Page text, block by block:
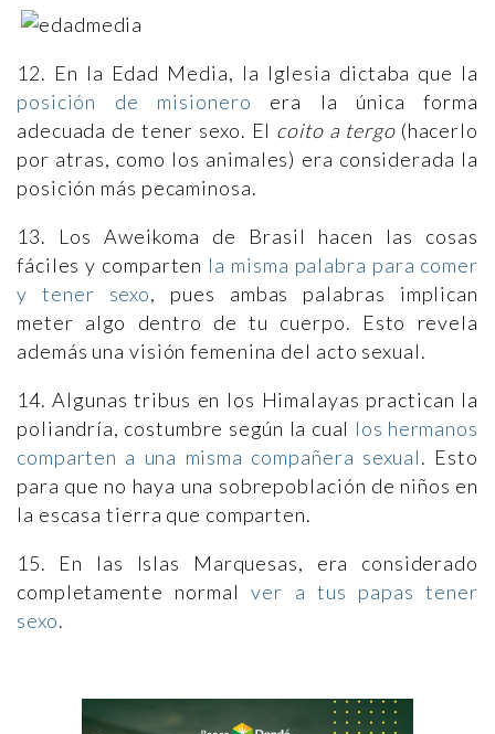
12. En la Edad Media, la Iglesia dictaba que la
posición de misionero era la única forma
adecuada de tener sexo. El coito a tergo(hacerlo
por atras, como los animales) era considerada la
posición más pecaminosa.
13. Los Aweikoma de Brasil hacen las cosas
fáciles y comparten la misma palabra para comer
y tener sexo, pues ambas palabras implican
meter algo dentro de tu cuerpo. Esto revela
además una visión femenina del acto sexual.
14. Algunas tribus en los Himalayas practican la
poliandría, costumbre según la cual los hermanos
comparten a una misma compañera sexual. Esto
para que no haya una sobrepoblación de niños en
la escasa tierra que comparten.
15. En las Islas Marquesas, era considerado
completamente normalver a tus papas tener
sexo.